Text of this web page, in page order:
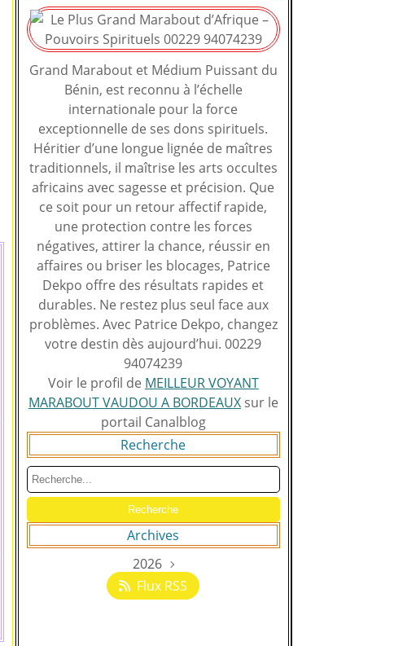
Grand Marabout et Médium Puissant du
Bénin, est reconnu à l’échelle
internationale pour la force
exceptionnelle de ses dons spirituels.
Héritier d’une longue lignée de maîtres
traditionnels, il maîtrise les arts occultes
africains avec sagesse et précision. Que
ce soit pour un retour affectif rapide,
une protection contre les forces
négatives, attirer la chance, réussir en
affaires ou briser les blocages, Patrice
Dekpo offre des résultats rapides et
durables. Ne restez plus seul face aux
problèmes. Avec Patrice Dekpo, changez
votre destin dès aujourd’hui. 00229
94074239
Voir le profil de MEILLEUR VOYANT
MARABOUT VAUDOU A BORDEAUXsur le
portail Canalblog
Recherche
Archives
2026
Août(129)
Flux RSS